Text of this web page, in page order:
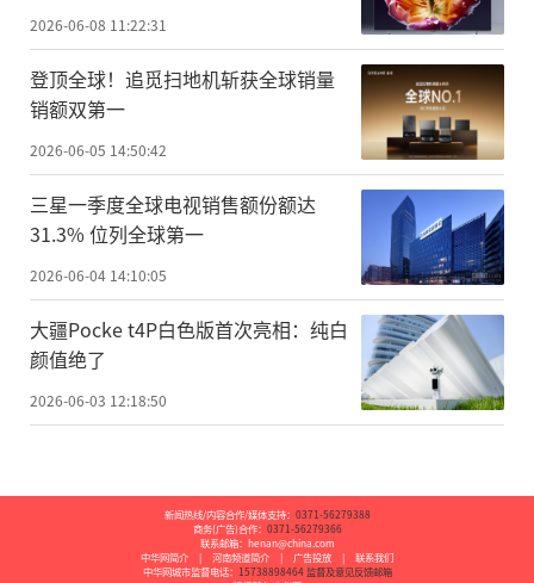
2026-06-08 11:22:31
登顶全球！追觅扫地机斩获全球销量
销额双第一
2026-06-05 14:50:42
三星一季度全球电视销售额份额达
31.3% 位列全球第一
2026-06-04 14:10:05
大疆Pocke t4P白色版首次亮相：纯白
颜值绝了
2026-06-03 12:18:50
新闻热线/内容合作/媒体支持： 0371-56279388
商务(广告)合作： 0371-56279366
联系邮箱：henan@china.com
中华网简介
| 河南频道简介 | 广告投放 |
联系我们
中华网城市监督电话： 15738898464 监督及意见反馈邮箱